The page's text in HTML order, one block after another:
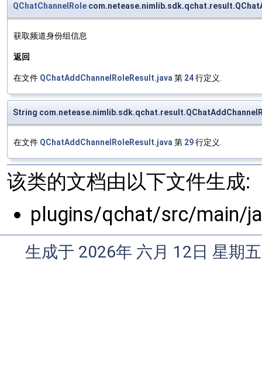
QChatChannelRole
获取频道身份组信息
返回
在文件 QChatAddChannelRoleResult.java 第 24行定义.
String
在文件 QChatAddChannelRoleResult.java 第 29行定义.
该类的文档由以下文件生成:
plugins/qchat/src/main/
生成于 2026年 六月 12日 星期